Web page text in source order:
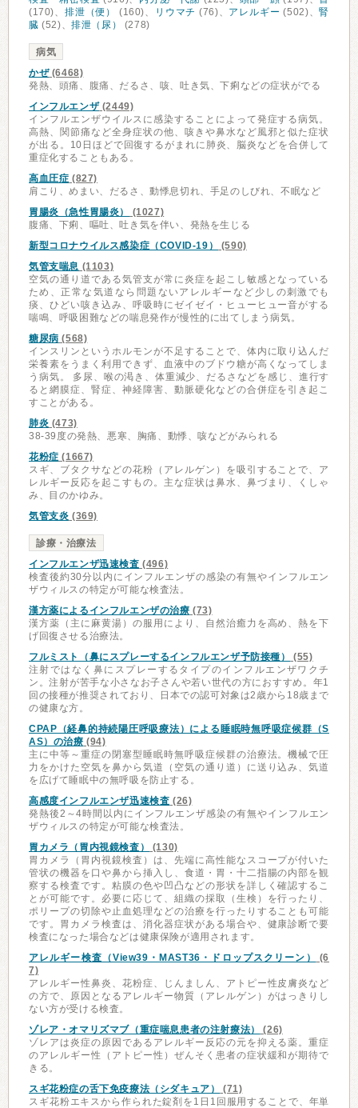
(170)、排泄（便） (160)、 リウマチ (76)、 アレルギー (502)、腎
臓 (52)、排泄（尿） (278)
病気
かぜ(6468)
発熱、頭痛、腹痛、だるさ、咳、吐き気、下痢などの症状がでる
インフルエンザ(2449)
インフルエンザウイルスに感染することによって発症する病気。
高熱、関節痛など全身症状の他、咳きや鼻水など風邪と似た症状
が出る。10日ほどで回復するがまれに肺炎、脳炎などを合併して
重症化することもある。
高血圧症 (827)
肩こり、めまい、だるさ、動悸息切れ、手足のしびれ、不眠など
胃腸炎（急性胃腸炎）
(1027)
腹痛、下痢、嘔吐、吐き気を伴い、発熱を生じる
新型コロナウイルス感染症（COVID-19）
(590)
気管支喘息 (1103)
空気の通り道である気管支が常に炎症を起こし敏感となっている
ため、正常な気道なら問題ないアレルギーなど少しの刺激でも
痰、ひどい咳き込み、呼吸時にゼイゼイ・ヒューヒュー音がする
喘鳴、呼吸困難などの喘息発作が慢性的に出てしまう病気。
糖尿病 (568)
インスリンというホルモンが不足することで、体内に取り込んだ
栄養素をうまく利用できず、血液中のブドウ糖が高くなってしま
う病気。 多尿、喉の渇き、体重減少、だるさなどを感じ、進行す
ると網膜症、腎症、神経障害、動脈硬化などの合併症を引き起こ
すことがある。
肺炎 (473)
38-39度の発熱、悪寒、胸痛、動悸、咳などがみられる
花粉症 (1667)
スギ、ブタクサなどの花粉（アレルゲン）を吸引することで、ア
レルギー反応を起こすもの。主な症状は鼻水、鼻づまり、くしゃ
み、目のかゆみ。
気管支炎 (369)
診療・治療法
インフルエンザ迅速検査 (496)
検査後約30分以内にインフルエンザの感染の有無やインフルエン
ザウィルスの特定が可能な検査法。
漢方薬によるインフルエンザの治療 (73)
漢方薬（主に麻黄湯）の服用により、自然治癒力を高め、熱を下
げ回復させる治療法。
フルミスト（鼻にスプレーするインフルエンザ予防接種）
(55)
注射ではなく鼻にスプレーするタイプのインフルエンザワクチ
ン。注射が苦手な小さなお子さんや若い世代の方におすすめ。年1
回の接種が推奨されており、日本での認可対象は2歳から18歳まで
の健康な方。
CPAP（経鼻的持続陽圧呼吸療法）による睡眠時無呼吸症候群（S
AS）の治療 (94)
主に中等～重症の閉塞型睡眠時無呼吸症候群の治療法。機械で圧
力をかけた空気を鼻から気道（空気の通り道）に送り込み、気道
を広げて睡眠中の無呼吸を防止する。
高感度インフルエンザ迅速検査 (26)
発熱後2～4時間以内にインフルエンザ感染の有無やインフルエン
ザウィルスの特定が可能な検査法。
胃カメラ（胃内視鏡検査）
(130)
胃カメラ（胃内視鏡検査）は、先端に高性能なスコープが付いた
管状の機器を口や鼻から挿入し、食道・胃・十二指腸の内部を観
察する検査です。粘膜の色や凹凸などの形状を詳しく確認するこ
とが可能です。必要に応じて、組織の採取（生検）を行ったり、
ポリープの切除や止血処理などの治療を行ったりすることも可能
です。胃カメラ検査は、消化器症状がある場合や、健康診断で要
検査になった場合などは健康保険が適用されます。
アレルギー検査（View39・MAST36・ドロップスクリーン）
(6
7)
アレルギー性鼻炎、花粉症、じんましん、アトピー性皮膚炎など
の方で、原因となるアレルギー物質（アレルゲン）がはっきりし
ない方が受ける検査。
ゾレア・オマリズマブ（重症喘息患者の注射療法）
(26)
ゾレアは炎症の原因であるアレルギー反応の元を抑える薬。重症
のアレルギー性（アトピー性）ぜんそく患者の症状緩和が期待で
きる。
スギ花粉症の舌下免疫療法（シダキュア）
(71)
スギ花粉エキスから作られた錠剤を1日1回服用することで、年単